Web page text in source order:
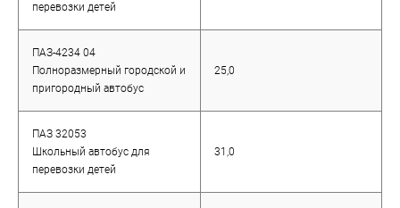
перевозки детей
ПАЗ-4234 04
Полноразмерный городской и
пригородный автобус
25,0
ПАЗ 32053
Школьный автобус для
перевозки детей
31,0